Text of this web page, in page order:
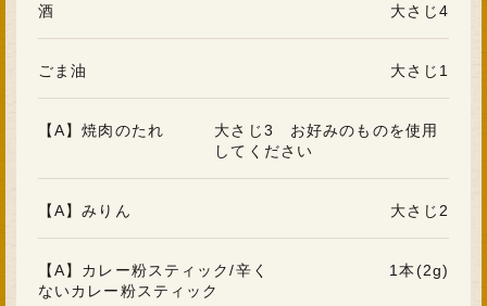
酒 大さじ4
ごま油 大さじ1
【A】焼肉のたれ
大さじ3 お好みのものを使用
してください
【A】みりん 大さじ2
【A】カレー粉スティック/辛く
ないカレー粉スティック
1本(2g)